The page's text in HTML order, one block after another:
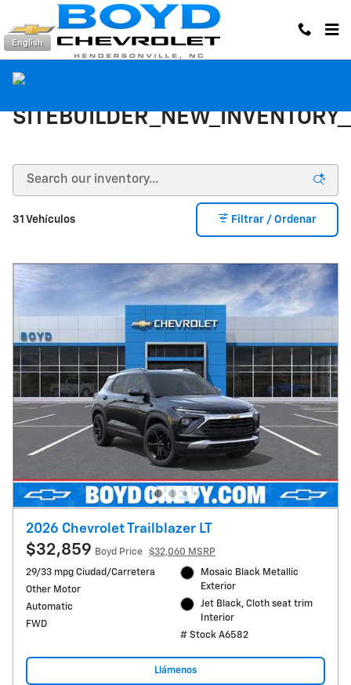
Saltar al contenido principal
English
31 Vehículos Filtrar / Ordenar
2026 Chevrolet Trailblazer LT
$32,859 Boyd Price
$32,060 MSRP
29/33 mpg Ciudad/Carretera
Other Motor
Automatic
FWD
Mosaic Black Metallic
Exterior
Jet Black, Cloth seat trim
Interior
# Stock A6582
Llámenos